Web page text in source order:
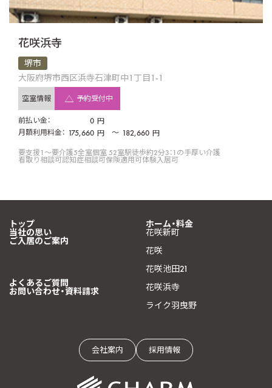
花咲浜寺
堺市
大阪府堺市西区浜寺石津町中1丁目1-1
空室情報 予約受付中
前払い金： 0 円
月額利用料金： 175,660 円 〜 182,660 円
要支援1〜要介護5全室個室 52室駅徒歩約2分3：1の手厚い介護
看取り相談可認知症相談可保険適用可体験入居可
トップ
当社の思い
ご入居のご案内
ホーム・料金
花咲新町
花咲
花咲池田21
花咲浜寺
ライク羽曳野
よくあるご質問
お問い合わせ・資料請求
会社案内 採用情報